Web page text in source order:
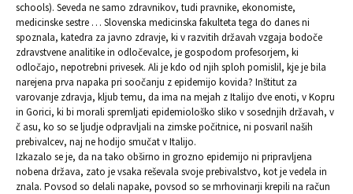
schools). Seveda ne samo zdravnikov, tudi pravnike, ekonomiste,
medicinske sestre … Slovenska medicinska fakulteta tega do danes ni
spoznala, katedra za javno zdravje, ki v razvitih državah vzgaja bodoče
zdravstvene analitike in odločevalce, je gospodom profesorjem, ki
odločajo, nepotrebni privesek. Ali je kdo od njih sploh pomislil, kje je bila
narejena prva napaka pri soočanju z epidemijo kovida? Inštitut za
varovanje zdravja, kljub temu, da ima na mejah z Italijo dve enoti, v Kopru
in Gorici, ki bi morali spremljati epidemiološko sliko v sosednjih državah, v
č asu, ko so se ljudje odpravljali na zimske počitnice, ni posvaril naših
prebivalcev, naj ne hodijo smučat v Italijo.
Izkazalo se je, da na tako obširno in grozno epidemijo ni pripravljena
nobena država, zato je vsaka reševala svoje prebivalstvo, kot je vedela in
znala. Povsod so delali napake, povsod so se mrhovinarji krepili na račun